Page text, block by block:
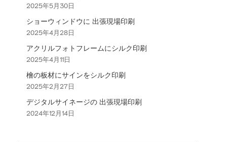
ョ
ン
2025年5月30日
ショーウィンドウに 出張現場印刷
2025年4月28日
アクリルフォトフレームにシルク印刷
2025年4月11日
檜の板材にサインをシルク印刷
2025年2月27日
デジタルサイネージの 出張現場印刷
2024年12月14日